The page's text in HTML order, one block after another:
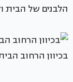
הלבנים של הבית
בכיוון הרחוב